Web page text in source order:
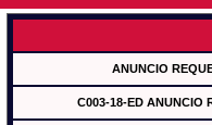
ANUNCIO
C003-18-ED ANUNCIO